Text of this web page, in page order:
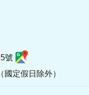
號
定假日除外）